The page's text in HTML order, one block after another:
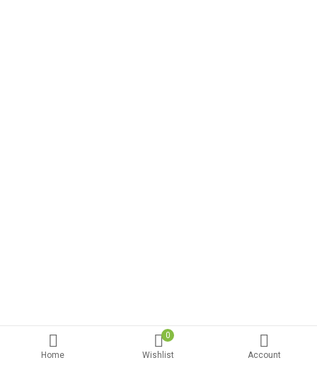
Home
0
Wishlist
Account